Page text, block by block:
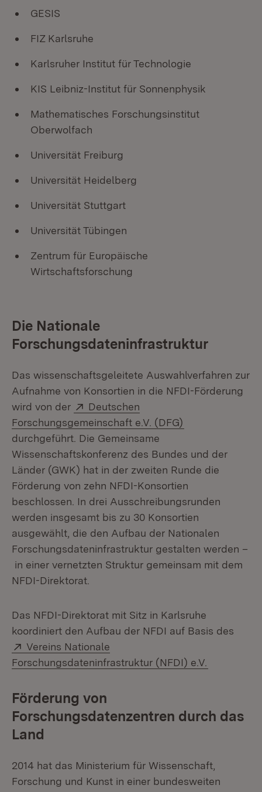
GESIS
FIZ Karlsruhe
Karlsruher Institut für Technologie
KIS Leibniz-Institut für Sonnenphysik
Mathematisches Forschungsinstitut
Oberwolfach
Universität Freiburg
Universität Heidelberg
Universität Stuttgart
Universität Tübingen
Zentrum für Europäische
Wirtschaftsforschung
Die Nationale
Forschungsdateninfrastruktur
Das wissenschaftsgeleitete Auswahlverfahren zur
Aufnahme von Konsortien in die NFDI-Förderung
wird von der
Extern:
Deutschen
Forschungsgemeinschaft e.V. (DFG)
durchgeführt. Die Gemeinsame
Wissenschaftskonferenz des Bundes und der
Länder (GWK) hat in der zweiten Runde die
Förderung von zehn NFDI-Konsortien
beschlossen. In drei Ausschreibungsrunden
werden insgesamt bis zu 30 Konsortien
ausgewählt, die den Aufbau der Nationalen
Forschungsdateninfrastruktur gestalten werden –
in einer vernetzten Struktur gemeinsam mit dem
NFDI-Direktorat.
Das NFDI-Direktorat mit Sitz in Karlsruhe
koordiniert den Aufbau der NFDI auf Basis des
Extern:
Vereins Nationale
Forschungsdateninfrastruktur (NFDI) e.V.
Förderung von
Forschungsdatenzentren durch das
Land
2014 hat das Ministerium für Wissenschaft,
Forschung und Kunst in einer bundesweiten